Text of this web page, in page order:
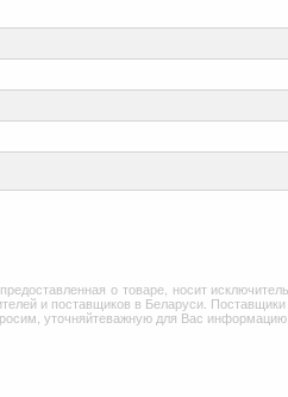
о товаре, носит
и поставщиков в Беларуси.
уточняйтеважную для Вас